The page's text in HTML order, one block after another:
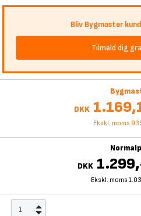
Bliv Bygmaster
Tilmeld dig
DKK
Ekskl. moms
DKK
Ekskl. moms